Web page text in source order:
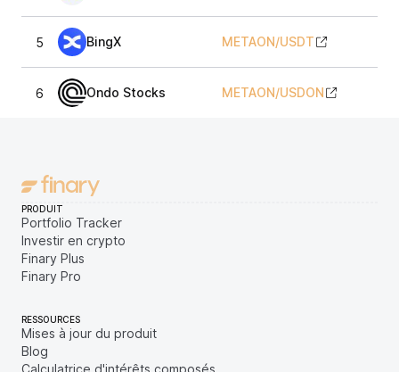
5 BingX METAON/USDT
6 Ondo Stocks METAON/USDON
PRODUIT
Portfolio Tracker
Investir en crypto
Finary Plus
Finary Pro
RESSOURCES
Mises à jour du produit
Blog
Calculatrice d'intérêts composés